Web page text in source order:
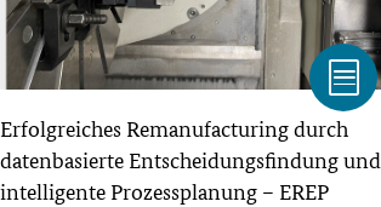
Erfolgreiches Remanufacturing durch
datenbasierte Entscheidungsfindung und
intelligente Prozessplanung – EREP